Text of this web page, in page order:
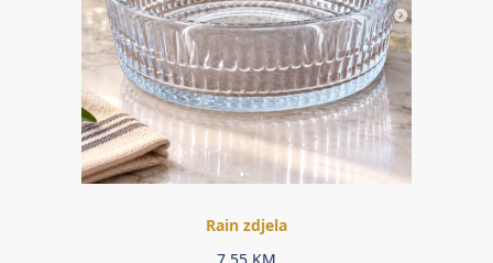
Rain zdjela